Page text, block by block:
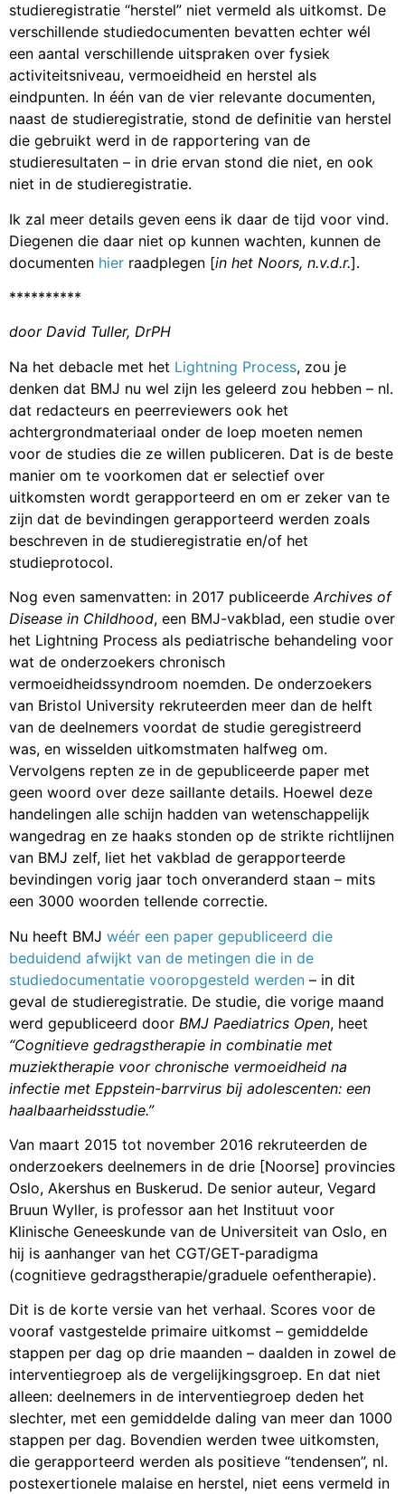
studieregistratie “herstel” niet vermeld als uitkomst. De
verschillende studiedocumenten bevatten echter wél
een aantal verschillende uitspraken over fysiek
activiteitsniveau, vermoeidheid en herstel als
eindpunten. In één van de vier relevante documenten,
naast de studieregistratie, stond de definitie van herstel
die gebruikt werd in de rapportering van de
studieresultaten – in drie ervan stond die niet, en ook
niet in de studieregistratie.
Ik zal meer details geven eens ik daar de tijd voor vind.
Diegenen die daar niet op kunnen wachten, kunnen de
documenten hier raadplegen [in het Noors, n.v.d.r.].
**********
door David Tuller, DrPH
Na het debacle met het Lightning Process, zou je
denken dat BMJ nu wel zijn les geleerd zou hebben – nl.
dat redacteurs en peerreviewers ook het
achtergrondmateriaal onder de loep moeten nemen
voor de studies die ze willen publiceren. Dat is de beste
manier om te voorkomen dat er selectief over
uitkomsten wordt gerapporteerd en om er zeker van te
zijn dat de bevindingen gerapporteerd werden zoals
beschreven in de studieregistratie en/of het
studieprotocol.
Nog even samenvatten: in 2017 publiceerdeArchives of
Disease in Childhood, een BMJ-vakblad, een studie over
het Lightning Process als pediatrische behandeling voor
wat de onderzoekers chronisch
vermoeidheidssyndroom noemden. De onderzoekers
van Bristol University rekruteerden meer dan de helft
van de deelnemers voordat de studie geregistreerd
was, en wisselden uitkomstmaten halfweg om.
Vervolgens repten ze in de gepubliceerde paper met
geen woord over deze saillante details. Hoewel deze
handelingen alle schijn hadden van wetenschappelijk
wangedrag en ze haaks stonden op de strikte richtlijnen
van BMJ zelf, liet het vakblad de gerapporteerde
bevindingen vorig jaar toch onveranderd staan – mits
een 3000 woorden tellende correctie.
Nu heeft BMJ wéér een paper gepubliceerd die
beduidend afwijkt van de metingen die in de
studiedocumentatie vooropgesteld werden – in dit
geval de studieregistratie. De studie, die vorige maand
werd gepubliceerd door BMJ Paediatrics Open, heet
“Cognitieve gedragstherapie in combinatie met
muziektherapie voor chronische vermoeidheid na
infectie met Eppstein-barrvirus bij adolescenten: een
haalbaarheidsstudie.”
Van maart 2015 tot november 2016 rekruteerden de
onderzoekers deelnemers in de drie [Noorse] provincies
Oslo, Akershus en Buskerud. De senior auteur, Vegard
Bruun Wyller, is professor aan het Instituut voor
Klinische Geneeskunde van de Universiteit van Oslo, en
hij is aanhanger van het CGT/GET-paradigma
(cognitieve gedragstherapie/graduele oefentherapie).
Dit is de korte versie van het verhaal. Scores voor de
vooraf vastgestelde primaire uitkomst – gemiddelde
stappen per dag op drie maanden – daalden in zowel de
interventiegroep als de vergelijkingsgroep. En dat niet
alleen: deelnemers in de interventiegroep deden het
slechter, met een gemiddelde daling van meer dan 1000
stappen per dag. Bovendien werden twee uitkomsten,
die gerapporteerd werden als positieve “tendensen”, nl.
postexertionele malaise en herstel, niet eens vermeld in